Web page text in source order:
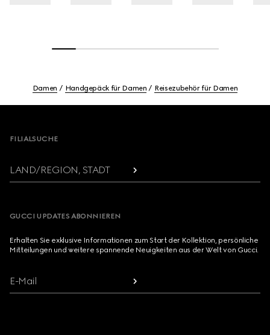
Damen Handgepäck für Damen Reisezubehör für Damen
FILIALSUCHE
LAND/REGION, STADT
GUCCI UPDATES ABONNIEREN
Erhalten Sie exklusive Informationen zum Start der Kollektion, persönliche
Mitteilungen und weitere spannende Neuigkeiten aus der Welt von Gucci.
E-Mail